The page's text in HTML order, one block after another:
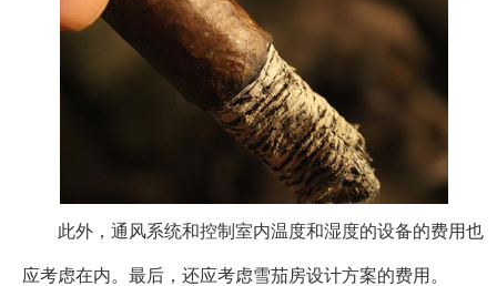
此外，通风系统和控制室内温度和湿度的设备的费用也
应考虑在内。最后，还应考虑雪茄房设计方案的费用。